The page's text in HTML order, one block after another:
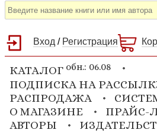
Вход / Регистрация
КАТАЛОГ обн.: 06.08
ПОДПИСКА НА
РАСПРОДАЖА
О МАГАЗИНЕ
ПРАЙС-
АВТОРЫ